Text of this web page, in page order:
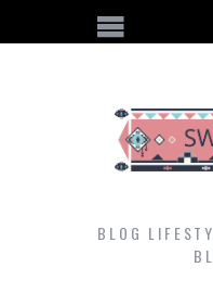
BLOG